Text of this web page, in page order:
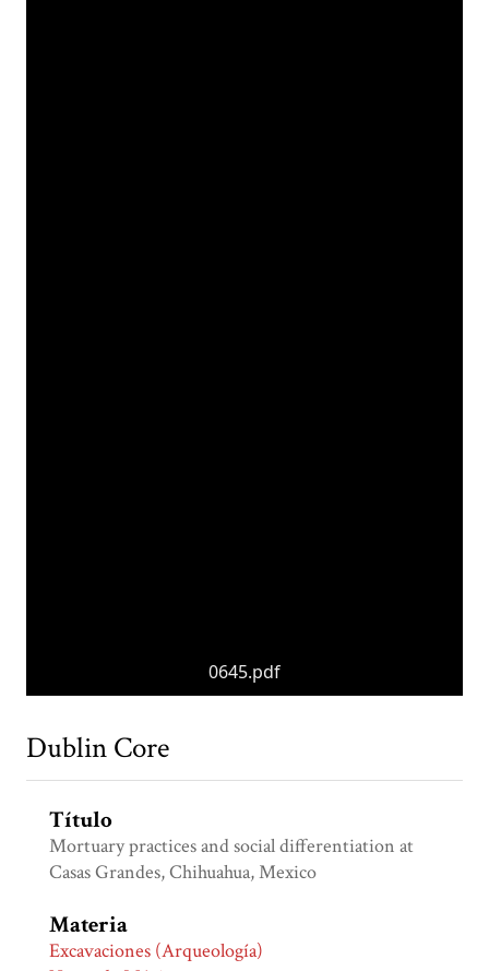
0645.pdf
Dublin Core
Título
Mortuary practices and social differentiation at
Casas Grandes, Chihuahua, Mexico
Materia
Excavaciones (Arqueología)